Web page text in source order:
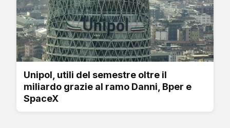
Unipol, utili del semestre oltre il
miliardo grazie al ramo Danni, Bper e
SpaceX